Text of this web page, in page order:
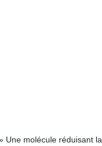
Une molécule réduisant la